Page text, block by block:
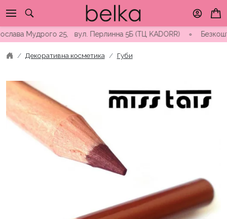
to
content
Мудрого 25, вул. Перлинна 5Б (ТЦ KADORR) ∘ Безкоштовна
Декоративна косметика Губи